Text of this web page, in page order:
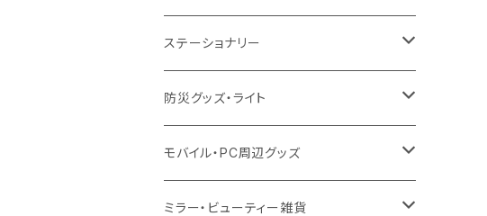
不織布
保冷
スウェット
ポリエステル
不織布
保冷
EVA
デニム・デニムライク
ポリエステル
リネン
クリアボトル
カスタムデザインボトル
プラスチック2層タンブラー
アルミタンブラー
バンブータンブラー
コーヒー配合タンブラー
ステンレス
バンブー
コーヒー配合
プラスチック
カトラリー
フードポット
コースター
ドリンク用品
ステーショナリー
単色ボールペン
多機能ペン
ペンケース
防災グッズ・ライト
防災セット
ラジオ・スピーカー
モバイル・PC周辺グッズ
チャージャー
ミラー・ビューティー雑貨